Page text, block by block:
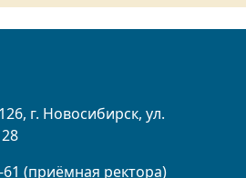
г. Новосибирск, ул.
61 (приёмная ректора)